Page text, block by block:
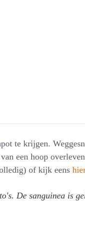
te krijgen.
een hoop
of kijk eens hier
De sanguinea is